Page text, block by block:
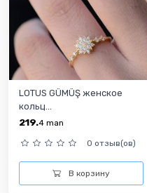
LOTUS GÜMÜŞ женскoe
кольц...
219.4 man
0 отзыв(ов)
В корзину